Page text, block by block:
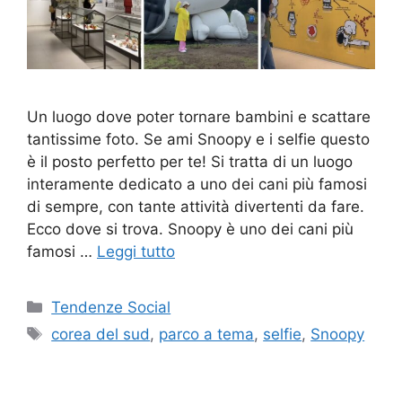
Un luogo dove poter tornare bambini e scattare
tantissime foto. Se ami Snoopy e i selfie questo
è il posto perfetto per te! Si tratta di un luogo
interamente dedicato a uno dei cani più famosi
di sempre, con tante attività divertenti da fare.
Ecco dove si trova. Snoopy è uno dei cani più
famosi … Leggi tutto
Categorie
Tendenze Social
Tag
corea del sud, parco a tema, selfie, Snoopy